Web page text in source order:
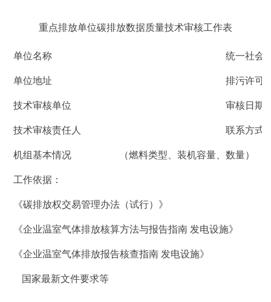
重点排放单位碳排放数据质量技术审核工作表
单位名称 统一社会
单位地址 排污许可
技术审核单位 审核日期
技术审核责任人 联系方式
机组基本情况 （燃料类型、装机容量、数量）
工作依据：
《碳排放权交易管理办法（试行）》
《企业温室气体排放核算方法与报告指南 发电设施》
《企业温室气体排放报告核查指南 发电设施》
国家最新文件要求等